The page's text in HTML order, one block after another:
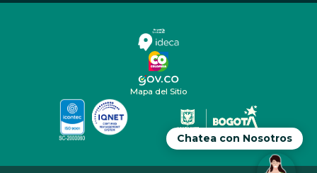
Chatea con Nosotros
Mapa del Sitio